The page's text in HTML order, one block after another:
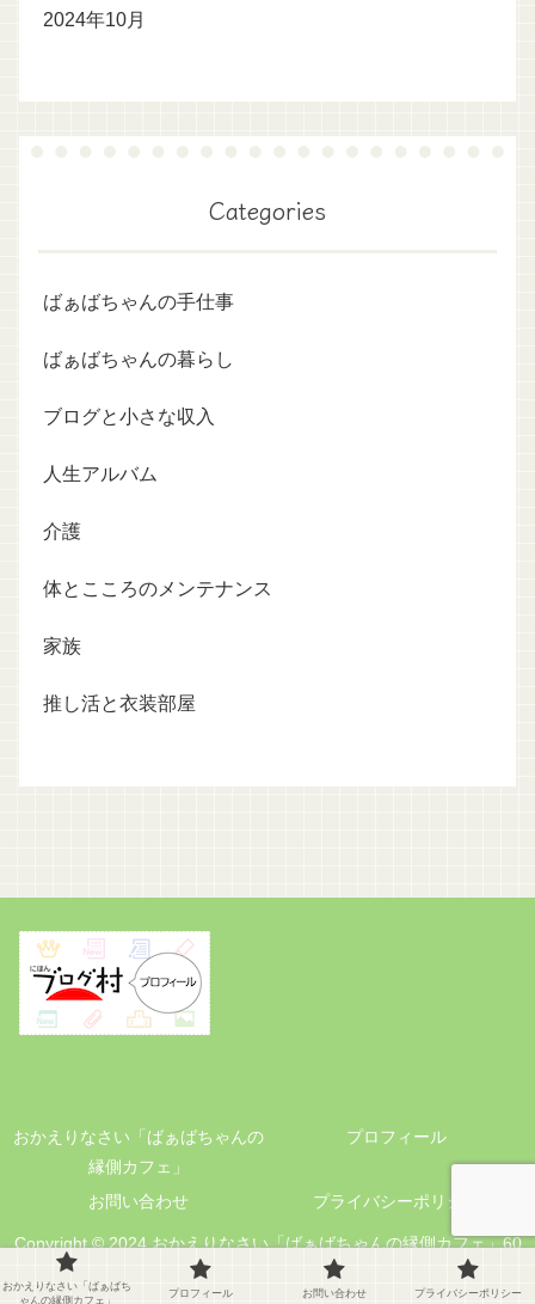
2024年10月
Categories
ばぁばちゃんの手仕事
ばぁばちゃんの暮らし
ブログと小さな収入
人生アルバム
介護
体とこころのメンテナンス
家族
推し活と衣装部屋
おかえりなさい「ばぁばちゃんの
縁側カフェ」
プロフィール
お問い合わせ プライバシーポリシー
Copyright © 2024 おかえりなさい「ばぁばちゃんの縁側カフェ」60
代の暮らしと小さな手仕事 All Rights Reserved.
おかえりなさい「ばぁばち
ゃんの縁側カフェ」
プロフィール お問い合わせ プライバシーポリシー